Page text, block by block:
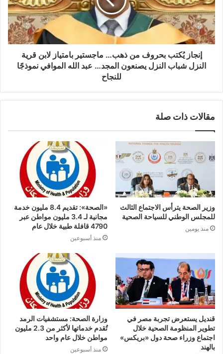
إنجاز يُكتب بحروف من ذهب… ماجستير بامتياز لابن قرية
النزل شباب النزل يصنعون المجد… عبد الله الموافي نموذجًا
للنجاح
مقالات ذات صلة
وزير الصحة يترأس الاجتماع الثالث
للمجلس الوطني للسياحة الصحية
منذ يومين
«الصحة»: تقديم 8.4 مليون خدمة
مجانية لـ 3.4 مليون مواطن عبر
4790 قافلة طبية خلال عام
منذ أسبوعين
قنديل يستعرض تجربة مصر في
تطوير المنظومة الصحية خلال
اجتماع وزراء صحة دول «بريكس»
بالهند
وزارة الصحة: مستشفيات الرمد
تُقدم خدماتها لأكثر من 2.3 مليون
مواطن خلال عام واحد
منذ أسبوعين